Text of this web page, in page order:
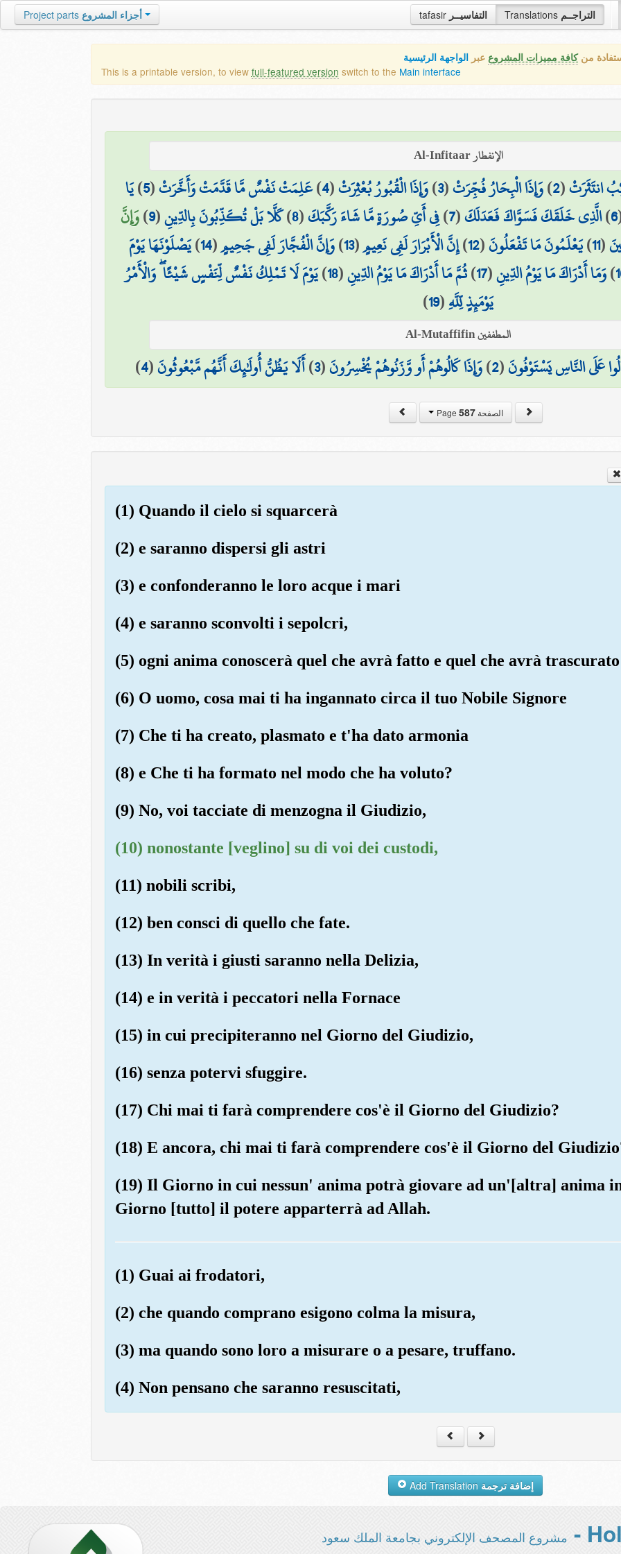
tafasir التفاسيــر Translations التراجــم Project parts أجزاء المشروع
منكافة مميزات المشروع عبر الواجهة الرئيسية
This is a printable version, to view full-featured version switch to the Main interface
الإنفطار Al-Infitaar
انتَثَرَتْ(
2
)وَإِذَا الْبِحَارُ فُجِّرَتْ(
3
)وَإِذَا الْقُبُورُ بُعْثِرَتْ(
4
)عَلِمَتْ نَفْسٌ مَّا قَدَّمَتْ وَأَخَّرَتْ(
5
)يَا
6
)الَّذِي خَلَقَكَ فَسَوَّاكَ فَعَدَلَكَ(
7
)فِي أَيِّ صُورَةٍ مَّا شَاءَ رَكَّبَكَ(
8
)كَلَّا بَلْ تُكَذِّبُونَ بِالدِّينِ(
9
)وَإِنَّ
(
11
)يَعْلَمُونَ مَا تَفْعَلُونَ(
12
)إِنَّ الْأَبْرَارَ لَفِي نَعِيمٍ(
13
)وَإِنَّ الْفُجَّارَ لَفِي جَحِيمٍ(
14
)يَصْلَوْنَهَا يَوْمَ
)وَمَا أَدْرَاكَ مَا يَوْمُ الدِّينِ(
17
)ثُمَّ مَا أَدْرَاكَ مَا يَوْمُ الدِّينِ(
18
)يَوْمَ لَا تَمْلِكُ نَفْسٌ لِّنَفْسٍ شَيْئًا ۖ وَالْأَمْرُ
يَوْمَئِذٍ لِّلَّهِ(
19
)
المطففين Al-Mutaffifin
عَلَى النَّاسِ يَسْتَوْفُونَ(
2
)وَإِذَا كَالُوهُمْ أَو وَّزَنُوهُمْ يُخْسِرُونَ(
3
)أَلَا يَظُنُّ أُولَٰئِكَ أَنَّهُم مَّبْعُوثُونَ(
4
)
الصفحة Page587
(1) Quando il cielo si squarcerà
(2) e saranno dispersi gli astri
(3) e confonderanno le loro acque i mari
(4) e saranno sconvolti i sepolcri,
(5) ogni anima conoscerà quel che avrà fatto e quel che avrà
(6) O uomo, cosa mai ti ha ingannato circa il tuo Nobile Signore
(7) Che ti ha creato, plasmato e t'ha dato armonia
(8) e Che ti ha formato nel modo che ha voluto?
(9) No, voi tacciate di menzogna il Giudizio,
(10) nonostante [veglino] su di voi dei custodi,
(11) nobili scribi,
(12) ben consci di quello che fate.
(13) In verità i giusti saranno nella Delizia,
(14) e in verità i peccatori nella Fornace
(15) in cui precipiteranno nel Giorno del Giudizio,
(16) senza potervi sfuggire.
(17) Chi mai ti farà comprendere cos'è il Giorno del Giudizio?
(18) E ancora, chi mai ti farà comprendere cos'è il Giorno del
(19) Il Giorno in cui nessun' anima potrà giovare ad un'[altra] anima
Giorno [tutto] il potere apparterrà ad Allah.
(1) Guai ai frodatori,
(2) che quando comprano esigono colma la misura,
(3) ma quando sono loro a misurare o a pesare, truffano.
(4) Non pensano che saranno resuscitati,
إضافة ترجمة
مشروع المصحف الإلكتروني بجامعة الملك سعود